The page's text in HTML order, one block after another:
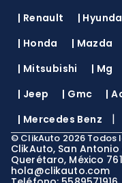
| Renault |
| Honda | Mazda
| Mitsubishi | Mg
| Jeep | Gmc |
| Mercedes Benz |
© ClikAuto 2026 Todos
ClikAuto, San
Querétaro, México
hola@clikauto.com